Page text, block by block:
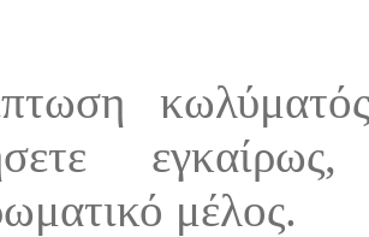
μέλος.